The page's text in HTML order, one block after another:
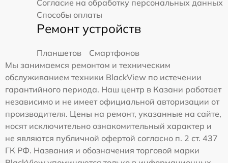
Согласие на обработку персональных данных
Способы оплаты
Ремонт устройств
Планшетов
Смартфонов
Мы занимаемся ремонтом и техническим
обслуживанием техники BlackView по истечении
гарантийного периода. Наш центр в Казани работает
независимо и не имеет официальной авторизации от
производителя. Цены на ремонт, указанные на сайте,
носят исключительно ознакомительный характер и
не являются публичной офертой согласно п. 2 ст. 437
ГК РФ. Названия и обозначения торговой марки